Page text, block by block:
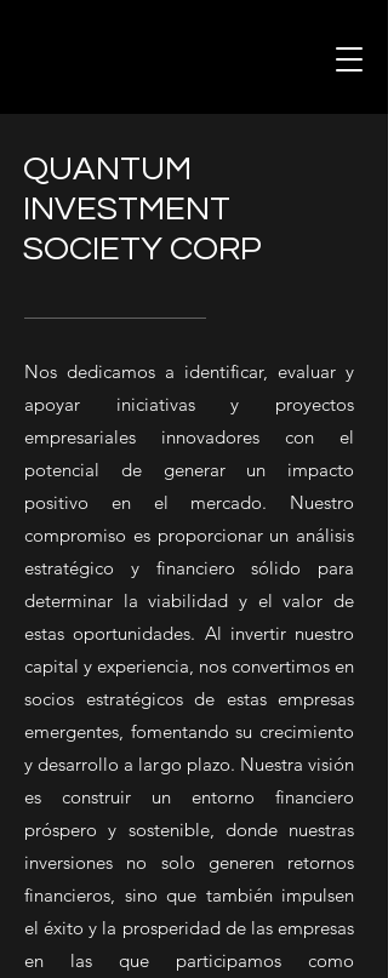
QUANTUM
INVESTMENT
SOCIETY CORP
Nos dedicamos a identificar, evaluar y
apoyar iniciativas y proyectos
empresariales innovadores con el
potencial de generar un impacto
positivo en el mercado. Nuestro
compromiso es proporcionar un análisis
estratégico y financiero sólido para
determinar la viabilidad y el valor de
estas oportunidades. Al invertir nuestro
capital y experiencia, nos convertimos en
socios estratégicos de estas empresas
emergentes, fomentando su crecimiento
y desarrollo a largo plazo. Nuestra visión
es construir un entorno financiero
próspero y sostenible, donde nuestras
inversiones no solo generen retornos
financieros, sino que también impulsen
el éxito y la prosperidad de las empresas
en las que participamos como